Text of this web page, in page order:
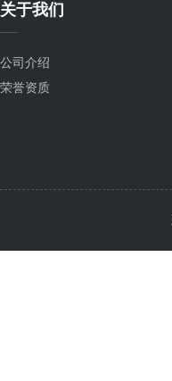
关于我们
公司介绍
荣誉资质